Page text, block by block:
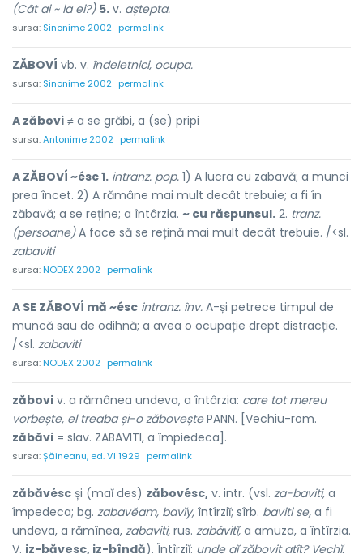
(Cât ai ~ la ei?) 5. v. aștepta.
sursa: Sinonime 2002 permalink
ZĂBOVÍ vb. v. îndeletnici, ocupa.
sursa: Sinonime 2002 permalink
A zăbovi ≠ a se grăbi, a (se) pripi
sursa:Antonime 2002 permalink
A ZĂBOVÍ ~ésc 1. intranz. pop. 1) A lucra cu zabavă; a munci
prea încet. 2) A rămâne mai mult decât trebuie; a fi în
zăbavă; a se reține; a întârzia. ~ cu răspunsul. 2. tranz.
(persoane)A face să se rețină mai mult decât trebuie. /<sl.
zabaviti
sursa:NODEX 2002 permalink
A SE ZĂBOVÍ mă ~ésc intranz. înv. A-și petrece timpul de
muncă sau de odihnă; a avea o ocupație drept distracție.
/<sl. zabaviti
sursa:NODEX 2002 permalink
zăbovi v. a rămânea undeva, a întârzia: care tot mereu
vorbește, el treaba și-o zăboveștePANN. [Vechiu-rom.
zăbăvi = slav. ZABAVITI, a împiedeca].
sursa:Șăineanu, ed. VI 1929 permalink
zăbăvésc și (maĭ des) zăbovésc, v. intr. (vsl. za-baviti, a
împedeca; bg. zabavĕam, bavĭy, întîrziĭ; sîrb. baviti se, a fi
undeva, a rămînea, zabaviti, rus. zabávitĭ, a amuza, a întîrzia.
V. iz-băvesc, iz-bîndă). Întîrziĭ: unde aĭ zăbovit atît? Vechĭ.